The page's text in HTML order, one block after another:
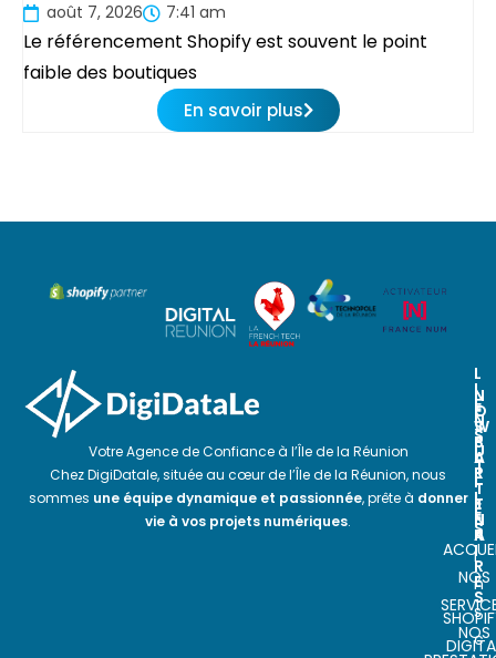
août 7, 2026 7:41 am
Le référencement Shopify est souvent le point
faible des boutiques
En savoir plus
Votre Agence de Confiance à l’Île de la Réunion
Chez DigiDatale, située au cœur de l’Île de la Réunion, nous
sommes une équipe dynamique et passionnée, prête à donner
vie à vos projets numériques.
L
I
E
N
S
U
T
I
L
E
S
NOS
NOS
N
O
S
P
A
R
T
E
N
A
I
R
E
S
N
E
W
S
L
E
T
T
E
R
I
n
s
c